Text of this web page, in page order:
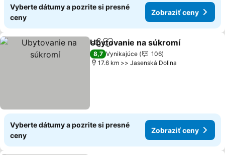
Vyberte dátumy a pozrite si presné
ceny
Zobraziť ceny
ZdieľaťPridať do obľúbených
Ubytovanie na súkromí
8,7 Vynikajúce
106
17.6 km >> Jasenská Dolina
Vyberte dátumy a pozrite si presné
ceny
Zobraziť ceny